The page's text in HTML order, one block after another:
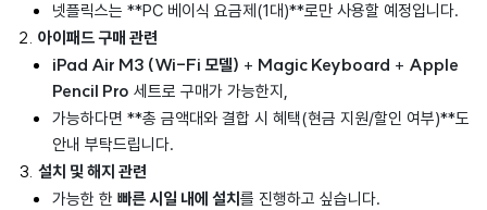
넷플릭스는 **PC 베이식 요금제(1대)**로만 사용할 예정입니다.
아이패드 구매 관련
iPad Air M3 (Wi-Fi 모델) + Magic Keyboard + Apple
Pencil Pro 세트로 구매가 가능한지,
가능하다면 **총 금액대와 결합 시 혜택(현금 지원/할인 여부)**도
안내 부탁드립니다.
설치 및 해지 관련
가능한 한 빠른 시일 내에 설치를 진행하고 싶습니다.